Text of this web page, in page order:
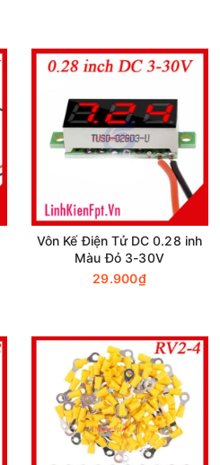
Vôn Kế Điện Tử DC 0.28 inh
Màu Đỏ 3-30V
29.900₫